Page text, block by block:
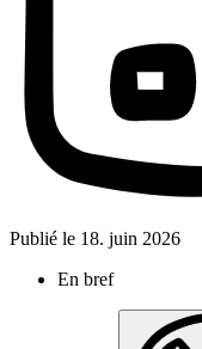
Publié le 18. juin 2026
En bref